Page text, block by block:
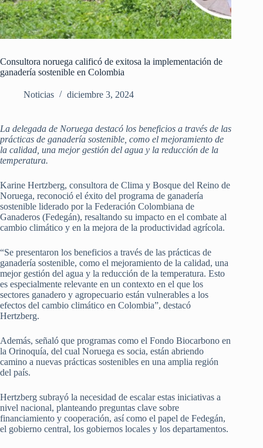
Consultora noruega calificó de exitosa la implementación de
ganadería sostenible en Colombia
Noticias diciembre 3, 2024
La delegada de Noruega destacó los beneficios a través de las
prácticas de ganadería sostenible, como el mejoramiento de
la calidad, una mejor gestión del agua y la reducción de la
temperatura.
Karine Hertzberg, consultora de Clima y Bosque del Reino de
Noruega, reconoció el éxito del programa de ganadería
sostenible liderado por la Federación Colombiana de
Ganaderos (Fedegán), resaltando su impacto en el combate al
cambio climático y en la mejora de la productividad agrícola.
“Se presentaron los beneficios a través de las prácticas de
ganadería sostenible, como el mejoramiento de la calidad, una
mejor gestión del agua y la reducción de la temperatura. Esto
es especialmente relevante en un contexto en el que los
sectores ganadero y agropecuario están vulnerables a los
efectos del cambio climático en Colombia”, destacó
Hertzberg.
Además, señaló que programas como el Fondo Biocarbono en
la Orinoquía, del cual Noruega es socia, están abriendo
camino a nuevas prácticas sostenibles en una amplia región
del país.
Hertzberg subrayó la necesidad de escalar estas iniciativas a
nivel nacional, planteando preguntas clave sobre
financiamiento y cooperación, así como el papel de Fedegán,
el gobierno central, los gobiernos locales y los departamentos.